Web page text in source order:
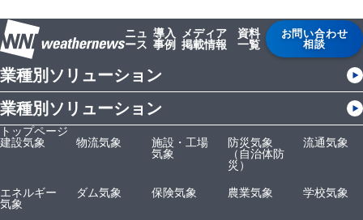
ニュ
ース
導入
事例
メディア
掲載情報
資料
一覧
お問い合わせ
相談
業種別ソリューション
業種別ソリューション
トップページ
建設気象
物流気象
施設・工場
気象
防災気象
（自治体防
災）
流通気象
エネルギー
気象
ダム気象 保険気象 農業気象 学校気象